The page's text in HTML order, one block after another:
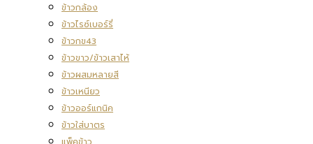
ข้าวกล้อง
ข้าวไรซ์เบอร์รี่
ข้าวกข43
ข้าวขาว/ข้าวเสาไห้
ข้าวผสมหลายสี
ข้าวเหนียว
ข้าวออร์แกนิค
ข้าวใส่บาตร